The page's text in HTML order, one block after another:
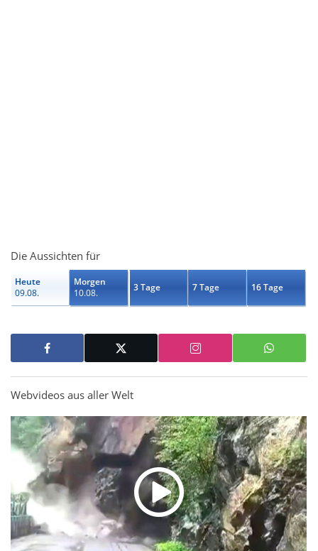
Die Aussichten für
Heute
09.08.
Morgen
10.08.
3 Tage 7 Tage 16 Tage
Webvideos aus aller Welt